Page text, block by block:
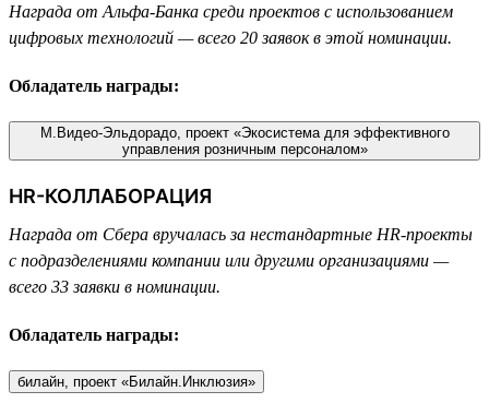
Награда от Альфа-Банка среди проектов с использованием
цифровых технологий — всего 20 заявок в этой номинации.
Обладатель награды:
М.Видео-Эльдорадо, проект «Экосистема для эффективного
управления розничным персоналом»
HR-КОЛЛАБОРАЦИЯ
Награда от Сбера вручалась за нестандартные HR-проекты
с подразделениями компании или другими организациями —
всего 33 заявки в номинации.
Обладатель награды:
билайн, проект «Билайн.Инклюзия»